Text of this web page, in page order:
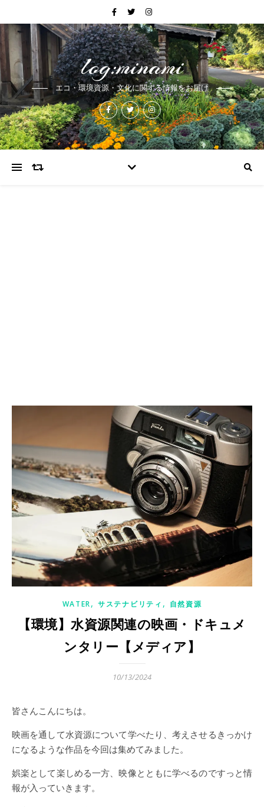
log:minami
エコ・環境資源・文化に関する情報をお届け
WATER,サステナビリティ , 自然資源
【環境】水資源関連の映画・ドキュメ
ンタリー【メディア】
10/13/2024
皆さんこんにちは。
映画を通して水資源について学べたり、考えさせるきっかけ
になるような作品を今回は集めてみました。
娯楽として楽しめる一方、映像とともに学べるのですっと情
報が入っていきます。